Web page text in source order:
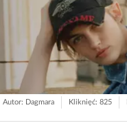
Autor: Dagmara Kliknięć: 825